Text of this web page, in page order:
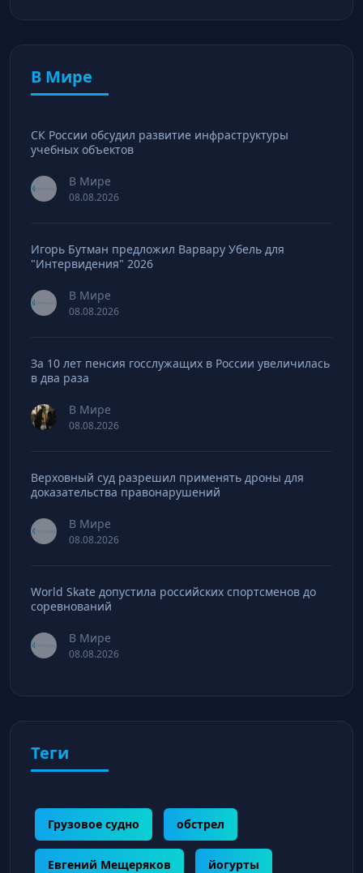
В Мире
СК России обсудил развитие инфраструктуры
учебных объектов
В Мире
08.08.2026
Игорь Бутман предложил Варвару Убель для
"Интервидения" 2026
В Мире
08.08.2026
За 10 лет пенсия госслужащих в России увеличилась
в два раза
В Мире
08.08.2026
Верховный суд разрешил применять дроны для
доказательства правонарушений
В Мире
08.08.2026
World Skate допустила российских спортсменов до
соревнований
В Мире
08.08.2026
Теги
Грузовое судно обстрел
Евгений Мещеряков йогурты